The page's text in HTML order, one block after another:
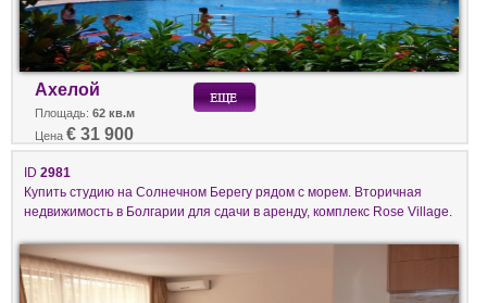
Ахелой
Площадь: 62 кв.м
Цена € 31 900
ID 2981
Купить студию на Солнечном Берегу рядом с морем. Вторичная
недвижимость в Болгарии для сдачи в аренду, комплекс Rose Village.